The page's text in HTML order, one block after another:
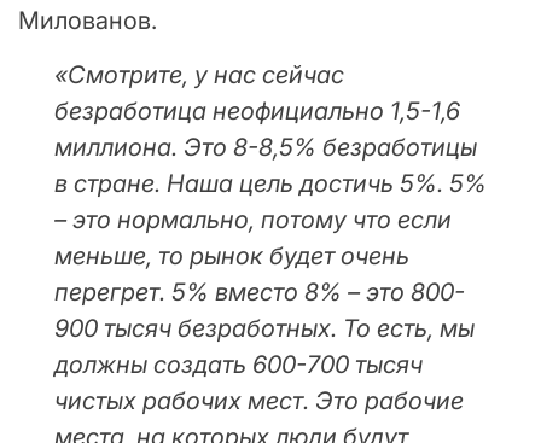
Милованов.
«Смотрите, у нас сейчас
безработица неофициально 1,5-1,6
миллиона. Это 8-8,5% безработицы
в стране. Наша цель достичь 5%. 5%
– это нормально, потому что если
меньше, то рынок будет очень
перегрет. 5% вместо 8% – это 800-
900 тысяч безработных. То есть, мы
должны создать 600-700 тысяч
чистых рабочих мест. Это рабочие
места, на которых люди будут